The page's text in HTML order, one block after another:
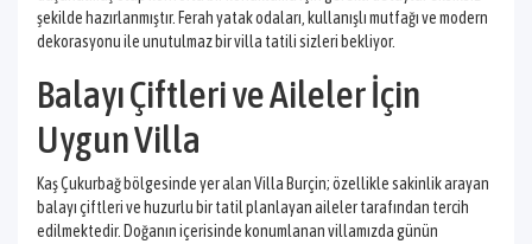
şekilde hazırlanmıştır. Ferah yatak odaları, kullanışlı mutfağı ve modern
dekorasyonu ile unutulmaz bir villa tatili sizleri bekliyor.
Balayı Çiftleri ve Aileler İçin
Uygun Villa
Kaş Çukurbağ bölgesinde yer alan Villa Burçin; özellikle sakinlik arayan
balayı çiftleri ve huzurlu bir tatil planlayan aileler tarafından tercih
edilmektedir. Doğanın içerisinde konumlanan villamızda günün